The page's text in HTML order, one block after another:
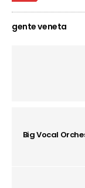
gente veneta
Big Vocal